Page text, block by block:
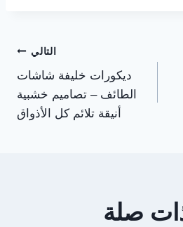
التالي
ديكورات خليفة شاشات
الطائف – تصاميم خشبية
أنيقة تلائم كل الأذواق
صلة